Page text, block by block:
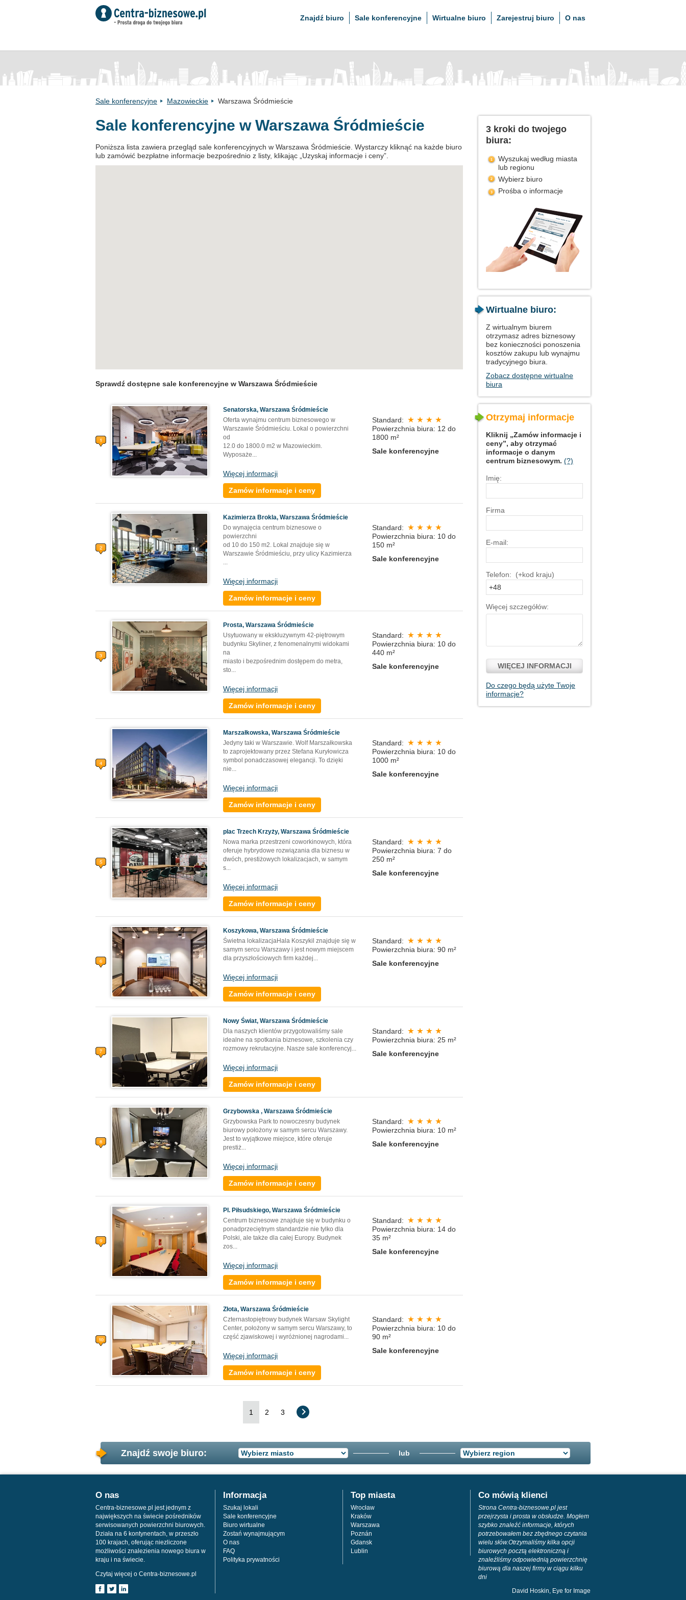
Znajdź biuro Sale konferencyjne Wirtualne biuro Zarejestruj biuro O nas
Sale konferencyjne Mazowieckie Warszawa Śródmieście
Sale konferencyjne w Warszawa Śródmieście
Poniższa lista zawiera przegląd sale konferencyjnych w Warszawa Śródmieście. Wystarczy kliknąć na każde biuro
lub zamówić bezpłatne informacje bezpośrednio z listy, klikając „Uzyskaj informacje i ceny”.
Sprawdź dostępne sale konferencyjne w Warszawa Śródmieście
Senatorska, Warszawa Śródmieście
Oferta wynajmu centrum biznesowego w
Warszawie Śródmieściu. Lokal o powierzchni
od
12.0 do 1800.0 m2 w Mazowieckim.
Wyposaże...
Więcej informacji
Zamów informacje i ceny
Standard:
Powierzchnia biura: 12 do
1800 m²
Sale konferencyjne
Kazimierza Brokla, Warszawa Śródmieście
Do wynajęcia centrum biznesowe o
powierzchni
od 10 do 150 m2. Lokal znajduje się w
Warszawie Śródmieściu, przy ulicy Kazimierza
...
Więcej informacji
Zamów informacje i ceny
Standard:
Powierzchnia biura: 10 do
150 m²
Sale konferencyjne
Prosta, Warszawa Śródmieście
Usytuowany w ekskluzywnym 42-piętrowym
budynku Skyliner, z fenomenalnymi widokami
na
miasto i bezpośrednim dostępem do metra,
sto...
Więcej informacji
Zamów informacje i ceny
Standard:
Powierzchnia biura: 10 do
440 m²
Sale konferencyjne
Marszałkowska, Warszawa Śródmieście
Jedyny taki w Warszawie. Wolf Marszałkowska
to zaprojektowany przez Stefana Kuryłowicza
symbol ponadczasowej elegancji. To dzięki
nie...
Więcej informacji
Zamów informacje i ceny
Standard:
Powierzchnia biura: 10 do
1000 m²
Sale konferencyjne
plac Trzech Krzyży, Warszawa Śródmieście
Nowa marka przestrzeni coworkinowych, która
oferuje hybrydowe rozwiązania dla biznesu w
dwóch, prestiżowych lokalizacjach, w samym
s...
Więcej informacji
Zamów informacje i ceny
Standard:
Powierzchnia biura: 7 do
250 m²
Sale konferencyjne
Koszykowa, Warszawa Śródmieście
Świetna lokalizacjaHala Koszykil znajduje się w
samym sercu Warszawy i jest nowym miejscem
dla przyszłościowych firm każdej...
Więcej informacji
Zamów informacje i ceny
Standard:
Powierzchnia biura: 90 m²
Sale konferencyjne
Nowy Świat, Warszawa Śródmieście
Dla naszych klientów przygotowaliśmy sale
idealne na spotkania biznesowe, szkolenia czy
rozmowy rekrutacyjne. Nasze sale konferencyj...
Więcej informacji
Zamów informacje i ceny
Standard:
Powierzchnia biura: 25 m²
Sale konferencyjne
Grzybowska , Warszawa Śródmieście
Grzybowska Park to nowoczesny budynek
biurowy położony w samym sercu Warszawy.
Jest to wyjątkowe miejsce, które oferuje
prestiż...
Więcej informacji
Zamów informacje i ceny
Standard:
Powierzchnia biura: 10 m²
Sale konferencyjne
Pl. Piłsudskiego, Warszawa Śródmieście
Centrum biznesowe znajduje się w budynku o
ponadprzeciętnym standardzie nie tylko dla
Polski, ale także dla całej Europy. Budynek
zos...
Więcej informacji
Zamów informacje i ceny
Standard:
Powierzchnia biura: 14 do
35 m²
Sale konferencyjne
Złota, Warszawa Śródmieście
Czternastopiętrowy budynek Warsaw Skylight
Center, położony w samym sercu Warszawy, to
część zjawiskowej i wyróżnionej nagrodami...
Więcej informacji
Zamów informacje i ceny
Standard:
Powierzchnia biura: 10 do
90 m²
Sale konferencyjne
1 2 3
3 kroki do twojego
biura:
Wyszukaj według miasta
lub regionu
Wybierz biuro
Prośba o informacje
Wirtualne biuro:
Z wirtualnym biurem
otrzymasz adres biznesowy
bez konieczności ponoszenia
kosztów zakupu lub wynajmu
tradycyjnego biura.
Zobacz dostępne wirtualne
biura
Otrzymaj informacje
Kliknij „Zamów informacje i
ceny”, aby otrzymać
informacje o danym
centrum biznesowym. (?)
Imię:
Firma
E-mail:
Telefon: (+kod kraju)
Więcej szczegółów:
WIĘCEJ INFORMACJI
Do czego będą użyte Twoje
informacje?
Znajdź swoje biuro: lub
O nas
Centra-biznesowe.pl jest jednym z
największych na świecie pośredników
serwisowanych powierzchni biurowych.
Działa na 6 kontynentach, w przeszło
100 krajach, oferując niezliczone
możliwości znalezienia nowego biura w
kraju i na świecie.
Czytaj więcej o Centra-biznesowe.pl
Informacja
Szukaj lokali
Sale konferencyjne
Biuro wirtualne
Zostań wynajmującym
O nas
FAQ
Polityka prywatności
Top miasta
Wrocław
Kraków
Warszawa
Poznán
Gdansk
Lublin
Co mówią klienci
Strona Centra-biznesowe.pl jest
przejrzysta i prosta w obsłudze. Mogłem
szybko znaleźć informacje, których
potrzebowałem bez zbędnego czytania
wielu słów.Otrzymaliśmy kilka opcji
biurowych pocztą elektroniczną i
znaleźliśmy odpowiednią powierzchnię
biurową dla naszej firmy w ciągu kilku
dni
David Hoskin, Eye for Image